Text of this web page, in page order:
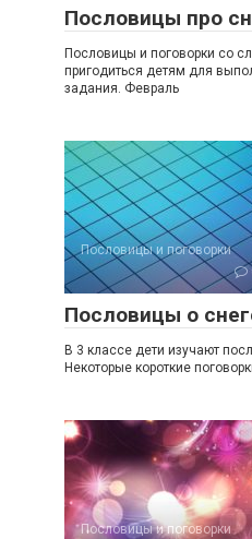
Пословицы про
Пословицы и поговорки со
пригодиться детям для
задания. Февраль
Пословицы и поговорки
Пословицы о
В 3 классе дети изучают
Некоторые короткие
Пословицы и поговорки